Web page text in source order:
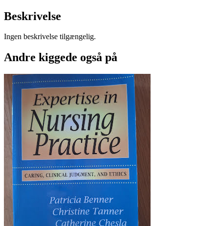
Beskrivelse
Ingen beskrivelse tilgængelig.
Andre kiggede også på